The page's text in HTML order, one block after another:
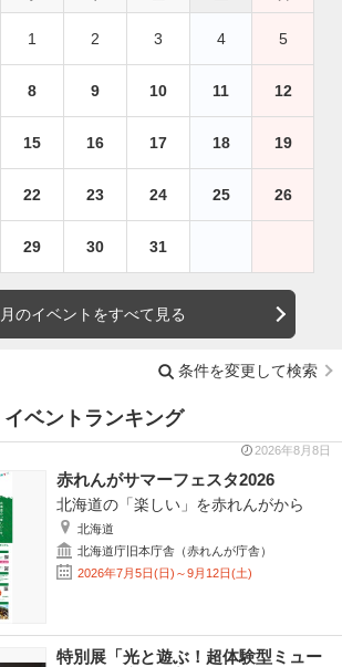
1 2 3 4 5
8 9 10 11 12
15 16 17 18 19
22 23 24 25 26
29 30 31
のイベントをすべて見る
条件を変更して検索
イベントランキング
2026年8月8日
赤れんがサマーフェスタ2026
北海道の「楽しい」を赤れんがから
北海道
北海道庁旧本庁舎（赤れんが庁舎）
2026年7月5日(日)～9月12日(土)
特別展「光と遊ぶ！超体験型ミュー